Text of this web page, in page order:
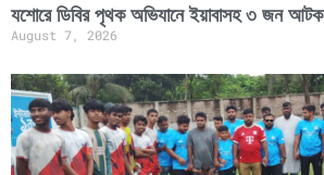
যশোরে ডিবির পৃথক অভিযানে ইয়াবাসহ ৩ জন আটক
August 7, 2026